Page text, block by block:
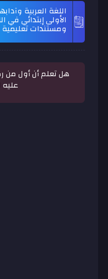
اللغة العربية
الأولى إبتدائي في
ومستندات تعليمية
هل تعلم أن أول من
عليه